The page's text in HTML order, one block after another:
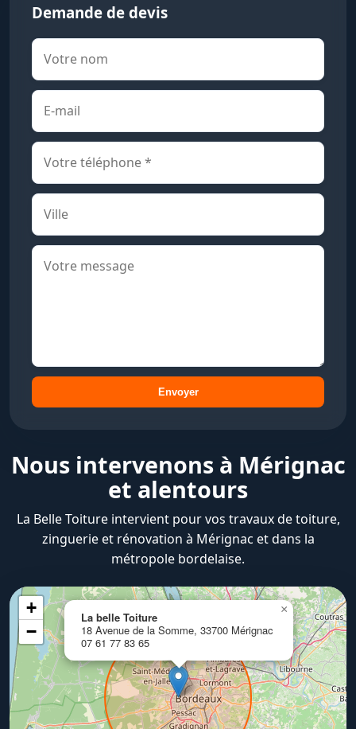
Demande de devis
Envoyer
Nous intervenons à Mérignac
et alentours
La Belle Toiture intervient pour vos travaux de toiture,
zinguerie et rénovation à Mérignac et dans la
métropole bordelaise.
La belle Toiture
18 Avenue de la Somme, 33700 Mérignac
07 61 77 83 65
×
+
−